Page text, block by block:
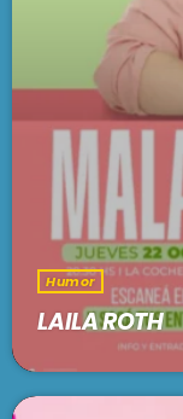
Humor
LAILA ROTH